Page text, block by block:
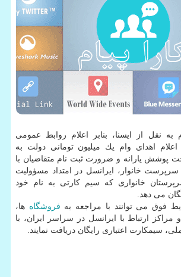
به نقل از ایسنا، بنابر اعلام روابط عمومی
اعلام اهدای وام یك میلیون تومانی دولت به
پوشش یارانه و ضرورت ثبت نام متقاضیان با
خانوار، ایرانسل در امتداد مسؤولیت
خانواری كه سیم كارتی به نام خود
می دهد.
فوق می توانند با مراجعه به فروشگاه ها،
مراكز ارتباط با ایرانسل در سراسر ایران، با
سیمكارت اعتباری رایگان دریافت نمایند.